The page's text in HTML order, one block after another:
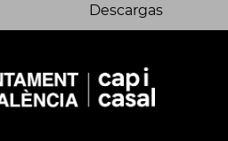
Descargas